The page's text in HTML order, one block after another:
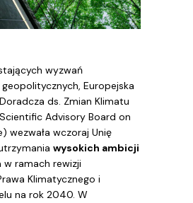
wyzwań
Europejska
ds. Zmian Klimatu
Advisory Board on
wezwała wczoraj Unię
wysokich ambicji
w ramach rewizji
Klimatycznego i
na rok 2040. W